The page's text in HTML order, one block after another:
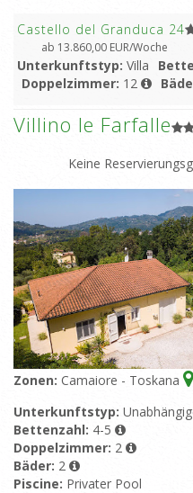
Castello del Granduca 24
ab 13.860,00 EUR/Woche
Unterkunftstyp: Villa
Doppelzimmer: 12
Villino le Farfalle
Keine
Zonen: Camaiore - Toskana
Unterkunftstyp:
Bettenzahl: 4-5
Doppelzimmer: 2
Bäder: 2
Piscine: Privater Pool